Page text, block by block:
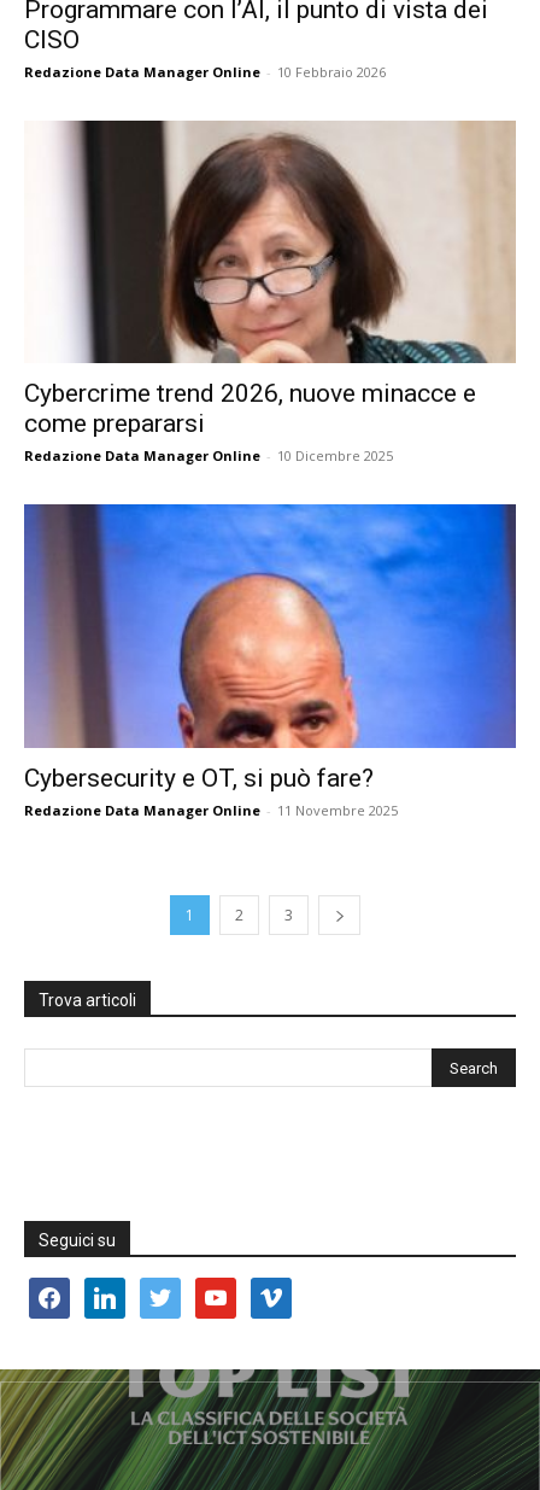
Programmare con l’AI, il punto di vista dei
CISO
Redazione Data Manager Online - 10 Febbraio 2026
Cybercrime trend 2026, nuove minacce e
come prepararsi
Redazione Data Manager Online - 10 Dicembre 2025
Cybersecurity e OT, si può fare?
Redazione Data Manager Online - 11 Novembre 2025
1 2 3
Trova articoli
Seguici su
facebooklinkedin twitter youtube vimeo